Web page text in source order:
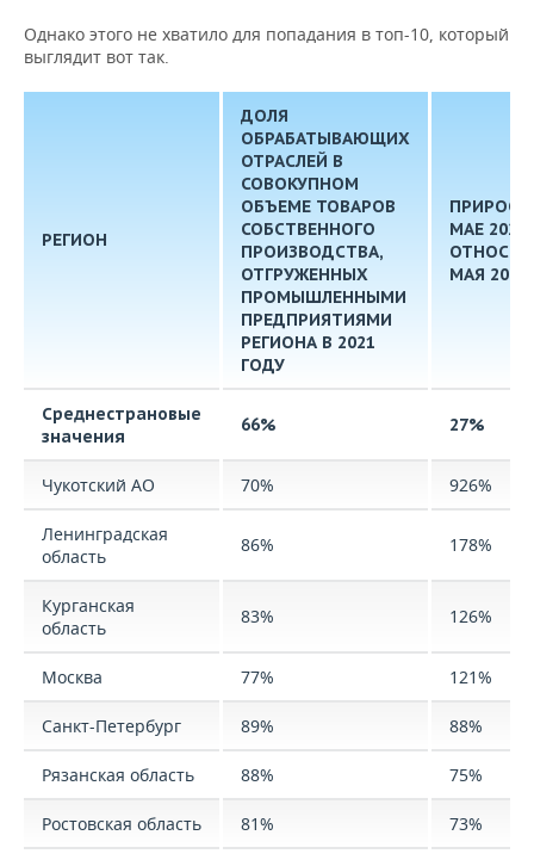
Однако этого не хватило для попадания в топ-10, который
выглядит вот так.
РЕГИОН
ДОЛЯ
ОБРАБАТЫВАЮЩИХ
ОТРАСЛЕЙ В
СОВОКУПНОМ
ОБЪЕМЕ ТОВАРОВ
СОБСТВЕННОГО
ПРОИЗВОДСТВА,
ОТГРУЖЕННЫХ
ПРОМЫШЛЕННЫМИ
ПРЕДПРИЯТИЯМИ
РЕГИОНА В 2021
ГОДУ
МАЕ 2025
МАЯ
Среднестрановые
значения
66% 27%
Чукотский АО 70% 926%
Ленинградская
область
86% 178%
Курганская
область
83% 126%
Москва 77% 121%
Санкт-Петербург 89% 88%
Рязанская область 88% 75%
Ростовская область 81% 73%